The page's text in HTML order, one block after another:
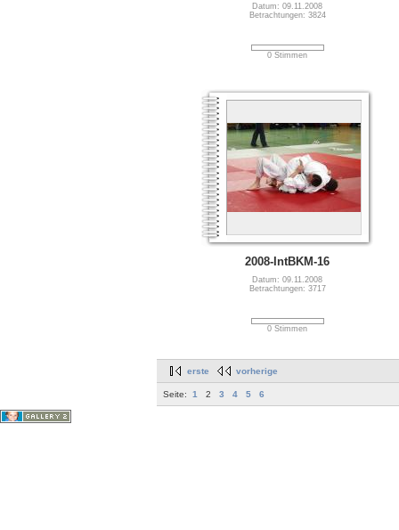
Datum: 09.11.2008
Betrachtungen: 3824
0 Stimmen
2008-IntBKM-16
Datum: 09.11.2008
Betrachtungen: 3717
0 Stimmen
erste vorherige
Seite: 1 2 3 4 5 6